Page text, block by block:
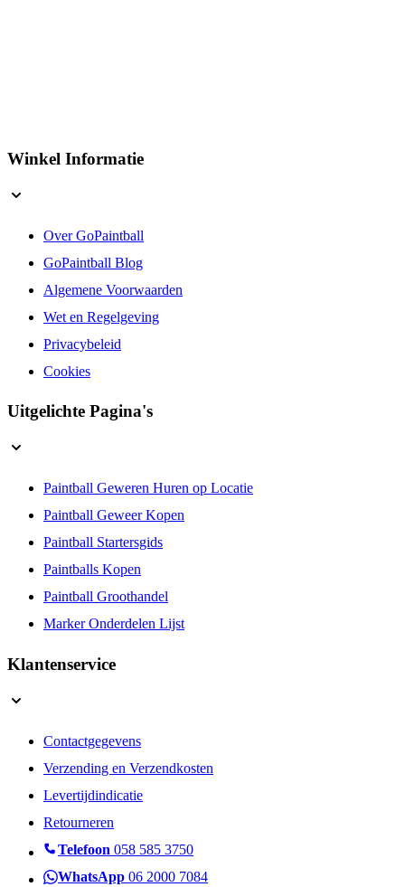
Winkel Informatie
Over GoPaintball
GoPaintball Blog
Algemene Voorwaarden
Wet en Regelgeving
Privacybeleid
Cookies
Uitgelichte Pagina's
Paintball Geweren Huren op Locatie
Paintball Geweer Kopen
Paintball Startersgids
Paintballs Kopen
Paintball Groothandel
Marker Onderdelen Lijst
Klantenservice
Contactgegevens
Verzending en Verzendkosten
Levertijdindicatie
Retourneren
Telefoon 058 585 3750
WhatsApp 06 2000 7084